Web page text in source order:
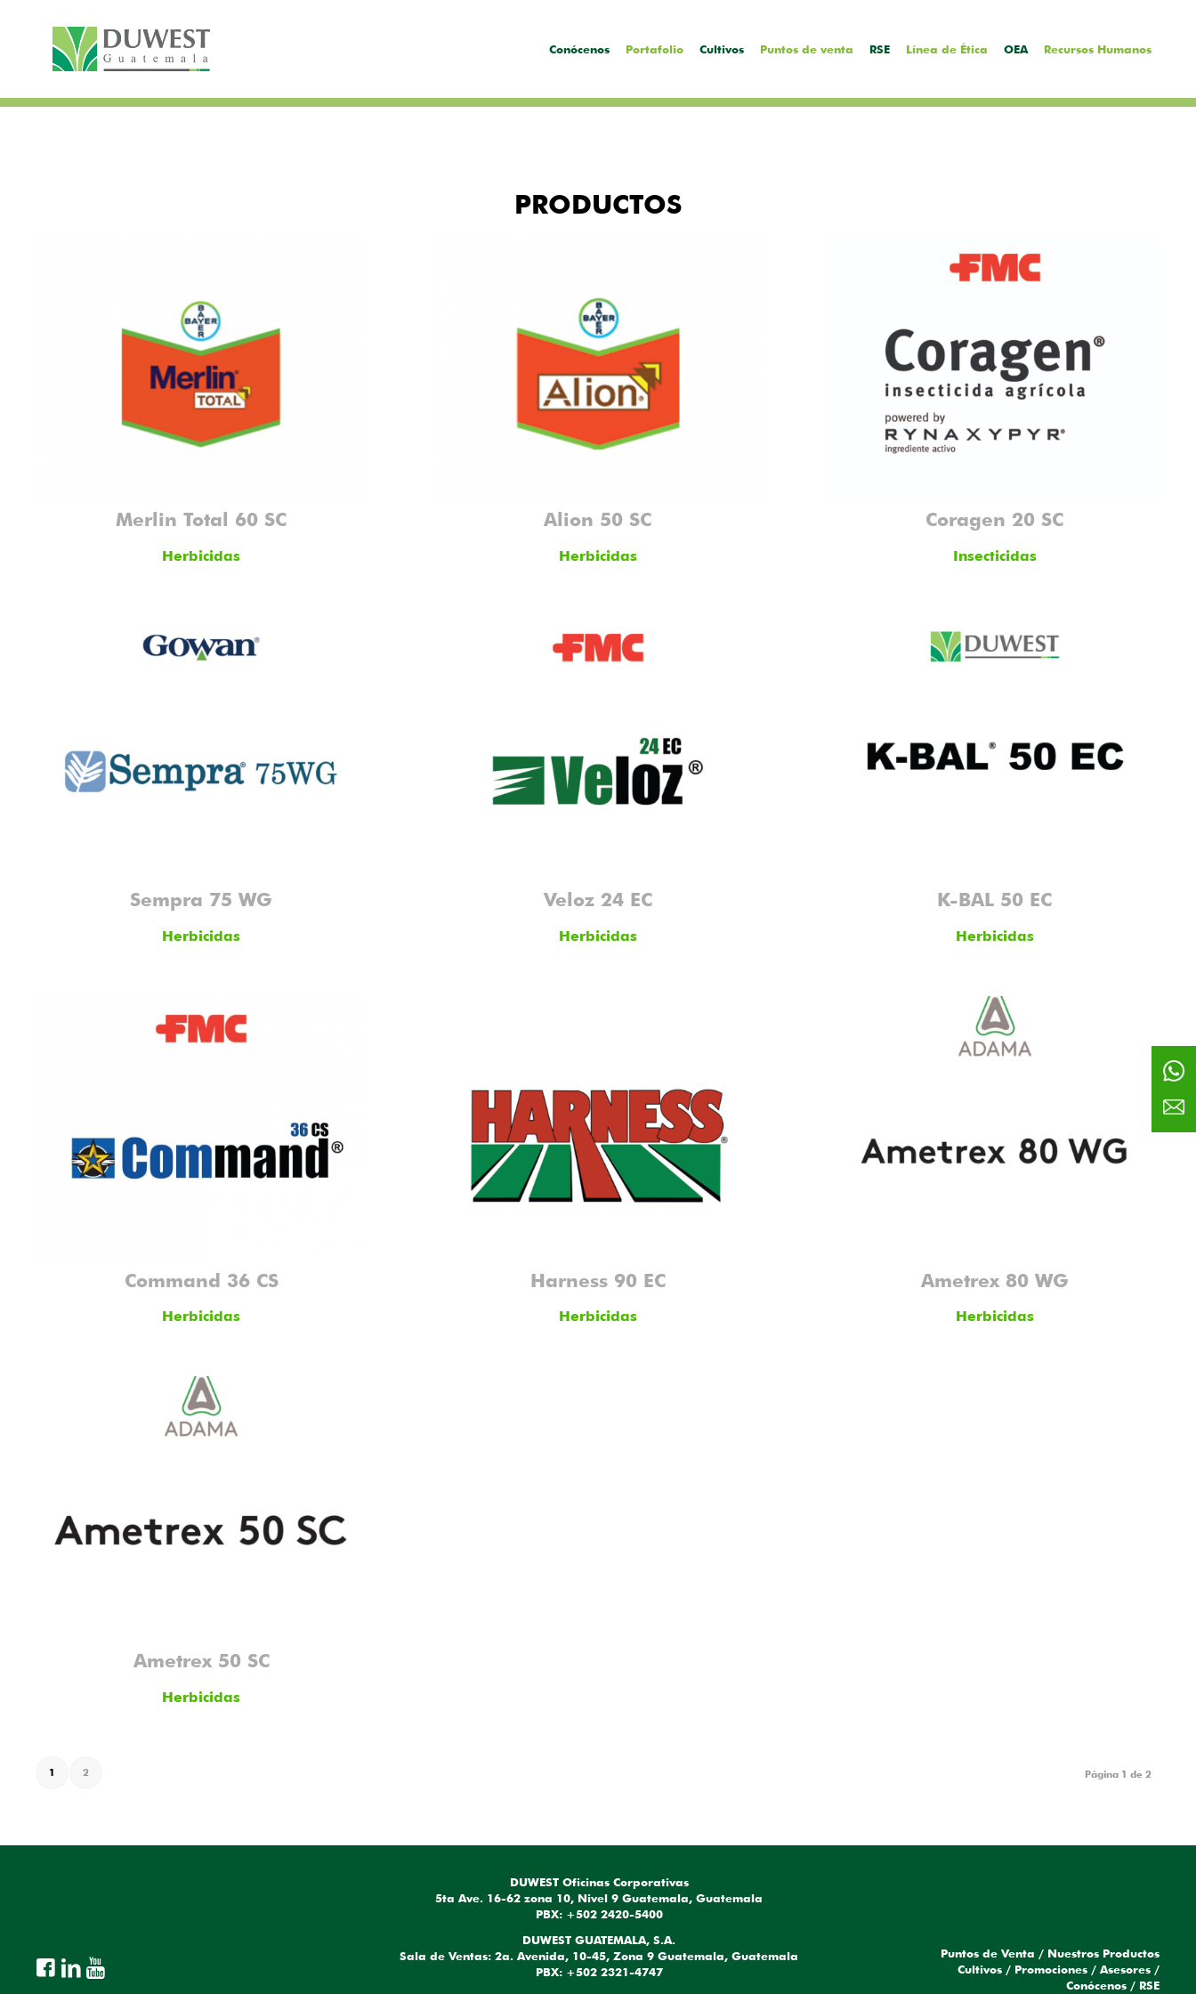
Conócenos Portafolio Cultivos Puntos de venta RSE Línea de Ética OEA Recursos Humanos
PRODUCTOS
Merlin Total 60 SC
Herbicidas
Alion 50 SC
Herbicidas
Coragen 20 SC
Insecticidas
Sempra 75 WG
Herbicidas
Veloz 24 EC
Herbicidas
K-BAL 50 EC
Herbicidas
Command 36 CS
Herbicidas
Harness 90 EC
Herbicidas
Ametrex 80 WG
Herbicidas
Ametrex 50 SC
Herbicidas
Página 1 de 2
1 2
DUWEST Oficinas Corporativas
5ta Ave. 16-62 zona 10, Nivel 9 Guatemala, Guatemala
PBX: +502 2420-5400
DUWEST GUATEMALA, S.A.
Sala de Ventas: 2a. Avenida, 10-45, Zona 9 Guatemala, Guatemala
PBX: +502 2321-4747
Puntos de Venta / Nuestros Productos
Cultivos / Promociones / Asesores /
Conócenos / RSE